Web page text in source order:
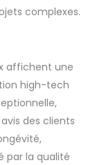
complexes.
affichent une
high-tech
des clients
par la qualité